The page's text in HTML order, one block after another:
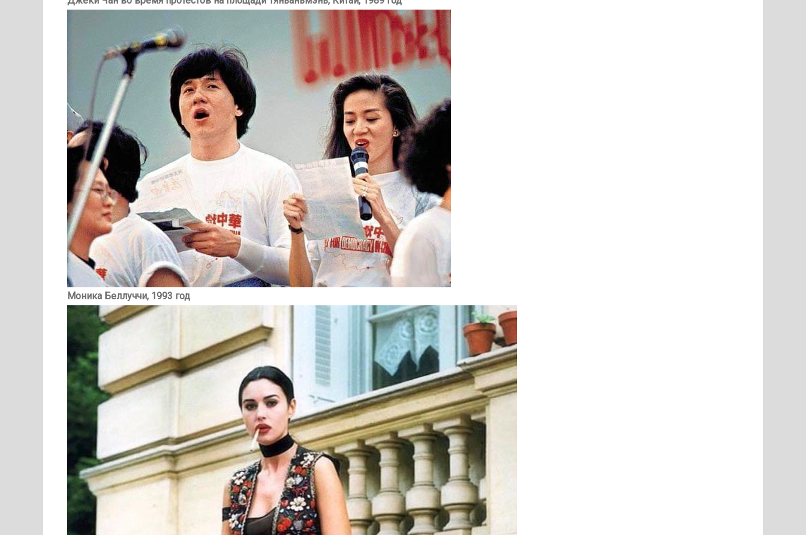
Моника Беллуччи, 1993 год